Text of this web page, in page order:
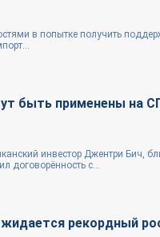
в попытке получить
быть применены на
инвестор Джентри Бич,
договорённость с...
рекордный